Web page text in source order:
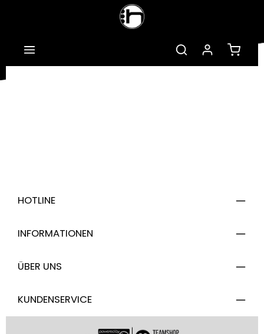
Zum Hauptinhalt springen
HOTLINE
INFORMATIONEN
ÜBER UNS
KUNDENSERVICE